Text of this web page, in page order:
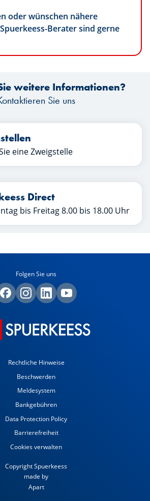
oder wünschen nähere
Berater sind gerne
weitere Informationen?
Sie uns
eine Zweigstelle
Direct
bis Freitag 8.00 bis 18.00 Uhr
Folgen Sie uns
Rechtliche Hinweise
Beschwerden
Meldesystem
Bankgebühren
Data Protection Policy
Barrierefreiheit
Cookies verwalten
Copyright Spuerkeess
made by
Apart